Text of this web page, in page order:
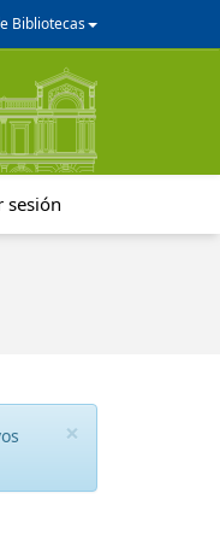
Bibliotecas
sesión
×